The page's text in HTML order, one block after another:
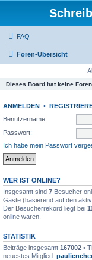
FAQ
Foren-Übersicht
Dieses Board hat keine Foren.
ANMELDEN •
Benutzername:
Passwort:
Ich habe mein Passwort
WER IST ONLINE?
Insgesamt sind 7 Besucher
Gäste (basierend auf den
Der Besucherrekord liegt bei
online waren.
STATISTIK
Beiträge insgesamt 167002 •
neuestes Mitglied: